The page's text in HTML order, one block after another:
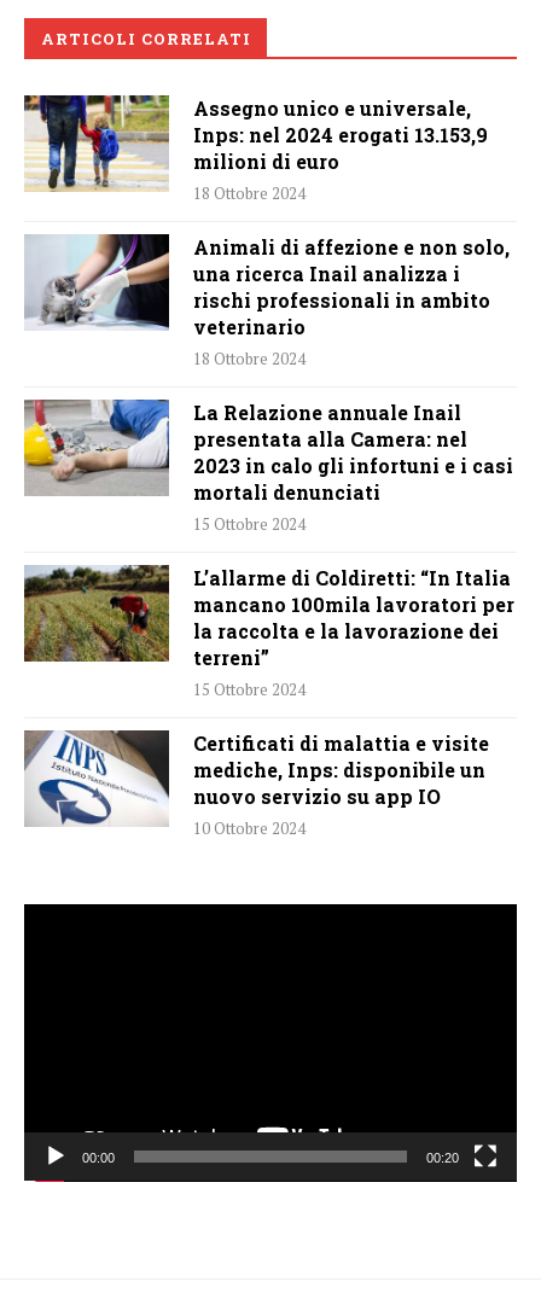
ARTICOLI CORRELATI
Assegno unico e universale,
Inps: nel 2024 erogati 13.153,9
milioni di euro
18 Ottobre 2024
Animali di affezione e non solo,
una ricerca Inail analizza i
rischi professionali in ambito
veterinario
18 Ottobre 2024
La Relazione annuale Inail
presentata alla Camera: nel
2023 in calo gli infortuni e i casi
mortali denunciati
15 Ottobre 2024
L’allarme di Coldiretti: “In Italia
mancano 100mila lavoratori per
la raccolta e la lavorazione dei
terreni”
15 Ottobre 2024
Certificati di malattia e visite
mediche, Inps: disponibile un
nuovo servizio su app IO
10 Ottobre 2024
00:00 00:20